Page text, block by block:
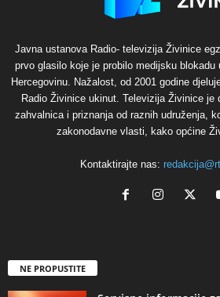
Javna ustanova Radio- televizija Živinice
prvo glasilo koje je probilo medijsku blokadu
Hercegovinu. Nažalost, od 2001 godine
Radio Živinice ukinut. Televizija Živinice je
zahvalnica i priznanja od raznih udruženja,
zakonodavne vlasti, kako općine
Kontaktirajte nas:
NE PROPUSTITE